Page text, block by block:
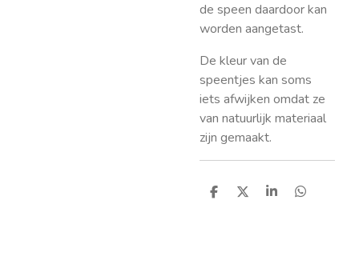
de speen daardoor kan
worden aangetast.
De kleur van de
speentjes kan soms
iets afwijken omdat ze
van natuurlijk materiaal
zijn gemaakt.
D
D
S
D